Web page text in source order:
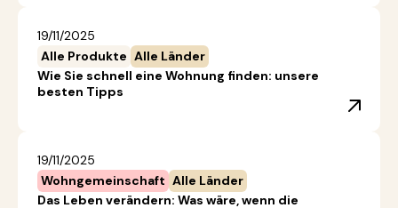
19/11/2025
Alle Produkte Alle Länder
Wie Sie schnell eine Wohnung finden: unsere
besten Tipps
19/11/2025
Wohngemeinschaft Alle Länder
Das Leben verändern: Was wäre, wenn die